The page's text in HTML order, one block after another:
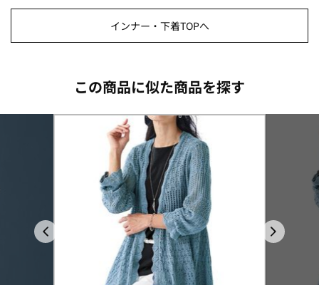
インナー・下着TOPへ
この商品に似た商品を探す